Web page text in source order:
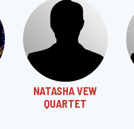
NATASHA VEW
QUARTET